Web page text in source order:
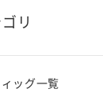
リ
ッグ一覧